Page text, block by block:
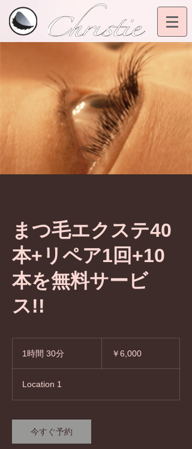
まつ毛エクステ40
本+リペア1回+10
本を無料サービ
ス!!
1時間 30分
分
￥6,000
Location 1
今すぐ予約